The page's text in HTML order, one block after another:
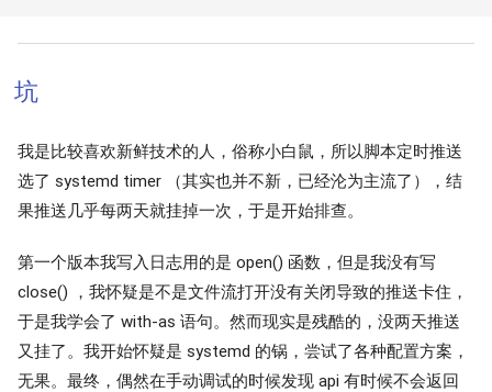
坑
我是比较喜欢新鲜技术的人，俗称小白鼠，所以脚本定时推送
选了 systemd timer （其实也并不新，已经沦为主流了），结
果推送几乎每两天就挂掉一次，于是开始排查。
第一个版本我写入日志用的是 open() 函数，但是我没有写
close() ，我怀疑是不是文件流打开没有关闭导致的推送卡住，
于是我学会了 with-as 语句。然而现实是残酷的，没两天推送
又挂了。我开始怀疑是 systemd 的锅，尝试了各种配置方案，
无果。最终，偶然在手动调试的时候发现 api 有时候不会返回